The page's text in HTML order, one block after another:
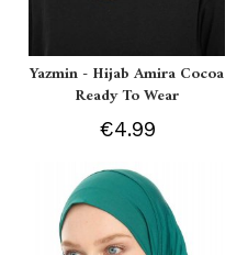
Yazmin - Hijab Amira Cocoa
Ready To Wear
€4.99